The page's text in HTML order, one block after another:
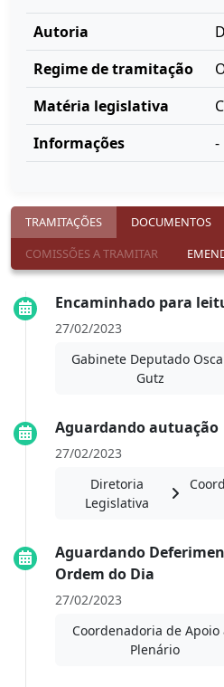
Autoria
Regime de tramitação
Matéria legislativa
Informações
-
TRAMITAÇÕES DOCUMENTOS
COMISSÕES A TRAMITAR
Encaminhado para
27/02/2023
Gabinete Deputado
Gutz
Aguardando autuação
27/02/2023
Diretoria
Legislativa
Aguardando
Ordem do Dia
27/02/2023
Coordenadoria de Apoio
Plenário